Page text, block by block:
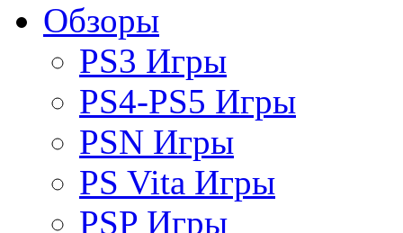
Обзоры
PS3 Игры
PS4-PS5 Игры
PSN Игры
PS Vita Игры
PSP Игры